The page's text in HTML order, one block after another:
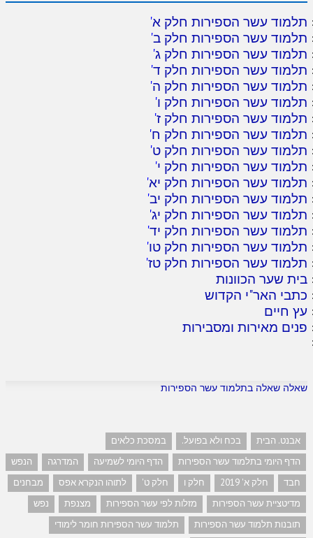
תלמוד עשר הספירות חלק א'
תלמוד עשר הספירות חלק ב'
תלמוד עשר הספירות חלק ג'
תלמוד עשר הספירות חלק ד'
תלמוד עשר הספירות חלק ה'
תלמוד עשר הספירות חלק ו'
תלמוד עשר הספירות חלק ז'
תלמוד עשר הספירות חלק ח'
תלמוד עשר הספירות חלק ט'
תלמוד עשר הספירות חלק י'
תלמוד עשר הספירות חלק יא'
תלמוד עשר הספירות חלק יב'
תלמוד עשר הספירות חלק יג'
תלמוד עשר הספירות חלק יד'
תלמוד עשר הספירות חלק טו'
תלמוד עשר הספירות חלק טז'
בית שער הכוונות
כתבי האר"י הקדוש
עץ חיים
פנים מאירות ומסבירות
שאלה שאלה בתלמוד עשר הספירות
אבנט. הבית בכח ולא בפועל.
במסכת כלאים
הדף היומי בתלמוד עשר הספירות
הדף היומי לשמיעה המדרגה
הנפש
חבד
חלק א' 2019 חלק ו חלק ט' לתוהו הנקרא אפס
מבחנים
מדיטציית עשר הספירות
מזלות לפי עשר הספירות מצנפת
נפש
תובנות תלמוד עשר הספירות
תלמוד עשר הספירות חומר לימודי